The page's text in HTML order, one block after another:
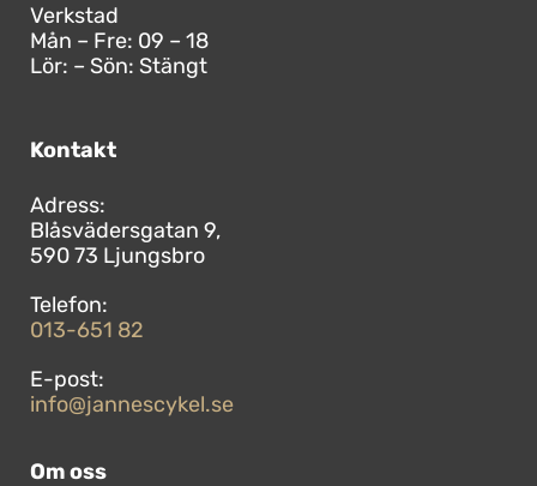
Verkstad
Mån – Fre: 09 – 18
Lör: – Sön: Stängt
Kontakt
Blåsvädersgatan 9,
590 73 Ljungsbro
013-651 82
info@jannescykel.se
Om oss